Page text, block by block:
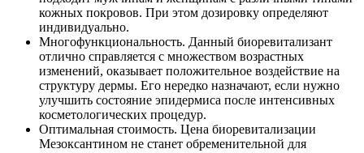
кожных покровов. При этом дозировку определяют
индивидуально.
Многофункциональность. Данный биоревитализант
отлично справляется с множеством возрастных
изменений, оказывает положительное воздействие на
структуру дермы. Его нередко назначают, если нужно
улучшить состояние эпидермиса после интенсивных
косметологических процедур.
Оптимальная стоимость. Цена биоревитализации
Мезоксантином не станет обременительной для